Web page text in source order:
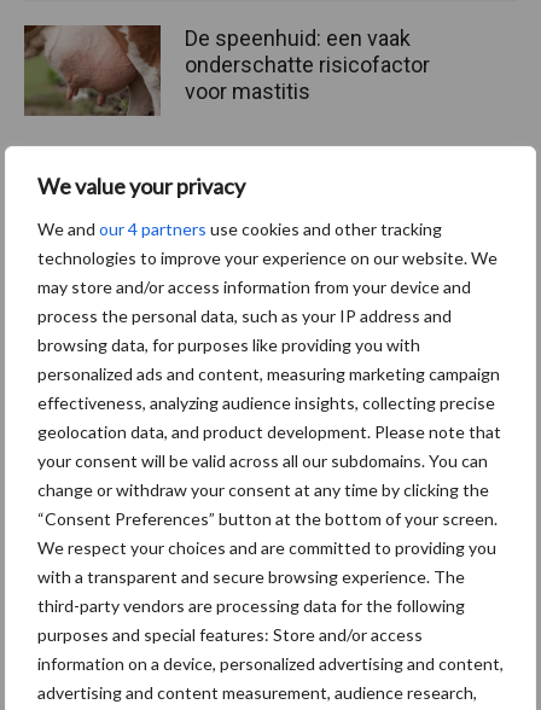
We value your privacy
We and our 4 partners use cookies and other tracking
technologies to improve your experience on our website. We
may store and/or access information from your device and
process the personal data, such as your IP address and
browsing data, for purposes like providing you with
personalized ads and content, measuring marketing campaign
effectiveness, analyzing audience insights, collecting precise
geolocation data, and product development. Please note that
your consent will be valid across all our subdomains. You can
change or withdraw your consent at any time by clicking the
“Consent Preferences” button at the bottom of your screen.
We respect your choices and are committed to providing you
with a transparent and secure browsing experience. The
third-party vendors are processing data for the following
purposes and special features: Store and/or access
information on a device, personalized advertising and content,
advertising and content measurement, audience research,
De speenhuid: een vaak
onderschatte risicofactor
voor mastitis
ForFarmers ziet volume en
marktaandeel groeien in
krimpende Nederlandse
markt
Themapagina's
Diergezondheid Bemesting Fokkerij
Bedrijfsnieuws
Ligbox &
Voerhekken